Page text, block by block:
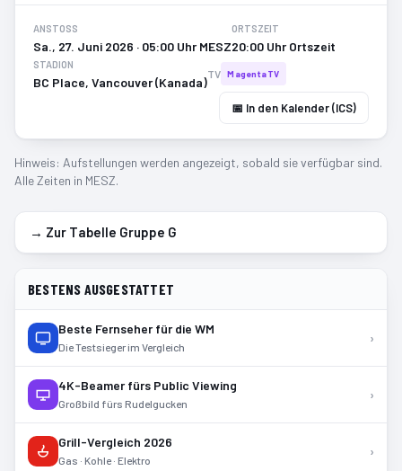
ANSTOSS
Sa., 27. Juni 2026 · 05:00 Uhr MESZ
ORTSZEIT
20:00 Uhr Ortszeit
STADION
BC Place, Vancouver (Kanada)
TV MagentaTV
📅 In den Kalender (ICS)
Hinweis: Aufstellungen werden angezeigt, sobald sie verfügbar sind.
Alle Zeiten in MESZ.
→ Zur Tabelle Gruppe G
BESTENS AUSGESTATTET
Beste Fernseher für die WM
Die Testsieger im Vergleich
›
4K-Beamer fürs Public Viewing
Großbild fürs Rudelgucken
›
Grill-Vergleich 2026
Gas · Kohle · Elektro
›